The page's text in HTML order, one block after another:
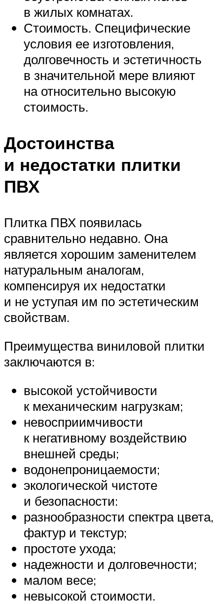
в жилых комнатах.
Стоимость. Специфические
условия ее изготовления,
долговечность и эстетичность
в значительной мере влияют
на относительно высокую
стоимость.
Достоинства
и недостатки плитки
ПВХ
Плитка ПВХ появилась
сравнительно недавно. Она
является хорошим заменителем
натуральным аналогам,
компенсируя их недостатки
и не уступая им по эстетическим
свойствам.
Преимущества виниловой плитки
заключаются в:
высокой устойчивости
к механическим нагрузкам;
невосприимчивости
к негативному воздействию
внешней среды;
водонепроницаемости;
экологической чистоте
и безопасности:
разнообразности спектра цвета,
фактур и текстур;
простоте ухода;
надежности и долговечности;
малом весе;
невысокой стоимости.